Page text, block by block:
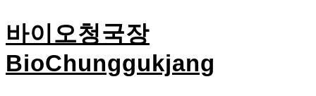
바이오청국장
BioChunggukjang